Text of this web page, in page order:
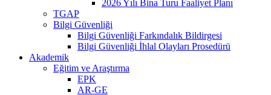
2026 Yılı Bina Turu Faaliyet Planı
TGAP
Bilgi Güvenliği
Bilgi Güvenliği Farkındalık Bildirgesi
Bilgi Güvenliği İhlal Olayları Prosedürü
Akademik
Eğitim ve Araştırma
EPK
AR-GE